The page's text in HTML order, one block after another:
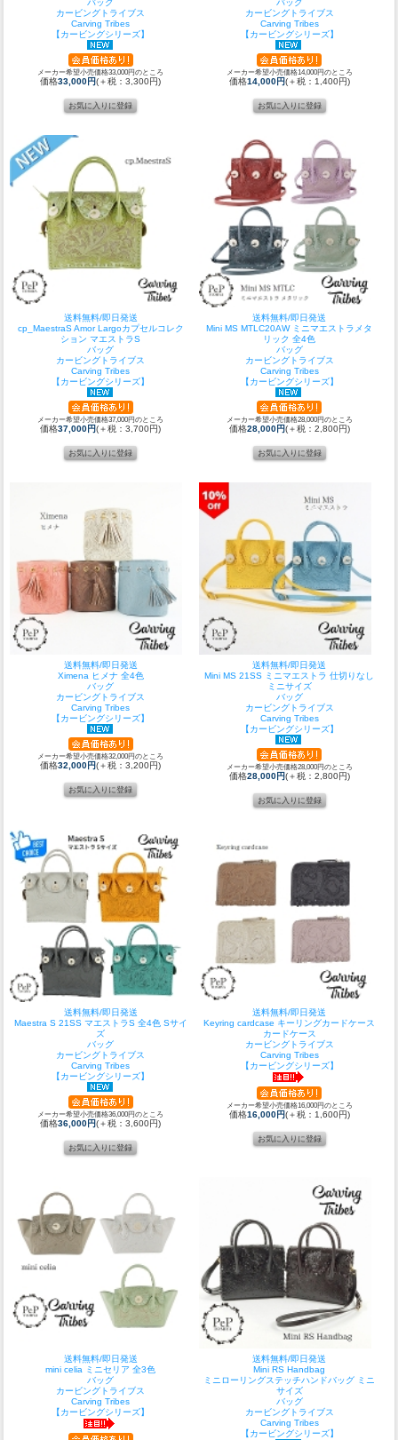
バッグ
カービングトライブス
Carving Tribes
【カービングシリーズ】
メーカー希望小売価格33,000円のところ
価格33,000円(＋税：3,300円)
バッグ
カービングトライブス
Carving Tribes
【カービングシリーズ】
メーカー希望小売価格14,000円のところ
価格14,000円(＋税：1,400円)
送料無料/即日発送
cp_MaestraS Amor Largoカプセルコレク
ション マエストラS
バッグ
カービングトライブス
Carving Tribes
【カービングシリーズ】
メーカー希望小売価格37,000円のところ
価格37,000円(＋税：3,700円)
送料無料/即日発送
Mini MS MTLC20AW ミニマエストラメタ
リック 全4色
バッグ
カービングトライブス
Carving Tribes
【カービングシリーズ】
メーカー希望小売価格28,000円のところ
価格28,000円(＋税：2,800円)
送料無料/即日発送
Ximena ヒメナ 全4色
バッグ
カービングトライブス
Carving Tribes
【カービングシリーズ】
メーカー希望小売価格32,000円のところ
価格32,000円(＋税：3,200円)
送料無料/即日発送
Mini MS 21SS ミニマエストラ 仕切りなし
ミニサイズ
バッグ
カービングトライブス
Carving Tribes
【カービングシリーズ】
メーカー希望小売価格28,000円のところ
価格28,000円(＋税：2,800円)
送料無料/即日発送
Maestra S 21SS マエストラS 全4色 Sサイ
ズ
バッグ
カービングトライブス
Carving Tribes
【カービングシリーズ】
メーカー希望小売価格36,000円のところ
価格36,000円(＋税：3,600円)
送料無料/即日発送
Keyring cardcase キーリングカードケース
カードケース
カービングトライブス
Carving Tribes
【カービングシリーズ】
メーカー希望小売価格16,000円のところ
価格16,000円(＋税：1,600円)
送料無料/即日発送
mini celia ミニセリア 全3色
バッグ
カービングトライブス
Carving Tribes
【カービングシリーズ】
送料無料/即日発送
Mini RS Handbag
ミニローリングステッチハンドバッグ ミニ
サイズ
バッグ
カービングトライブス
Carving Tribes
【カービングシリーズ】